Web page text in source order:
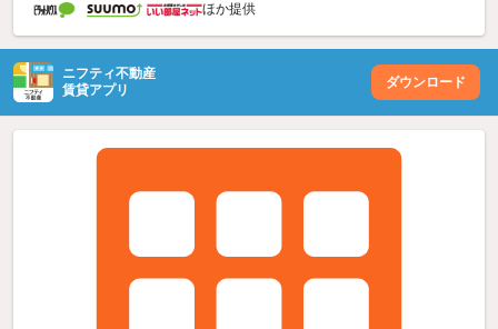
ほか提供
ニフティ不動産
賃貸アプリ
ダウンロード